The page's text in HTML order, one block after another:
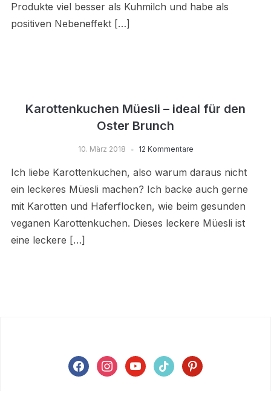
Produkte viel besser als Kuhmilch und habe als
positiven Nebeneffekt […]
Karottenkuchen Müesli – ideal für den
Oster Brunch
10. März 2018 12 Kommentare
Ich liebe Karottenkuchen, also warum daraus nicht
ein leckeres Müesli machen? Ich backe auch gerne
mit Karotten und Haferflocken, wie beim gesunden
veganen Karottenkuchen. Dieses leckere Müesli ist
eine leckere […]
facebookinstagramyoutubetiktok pinterest